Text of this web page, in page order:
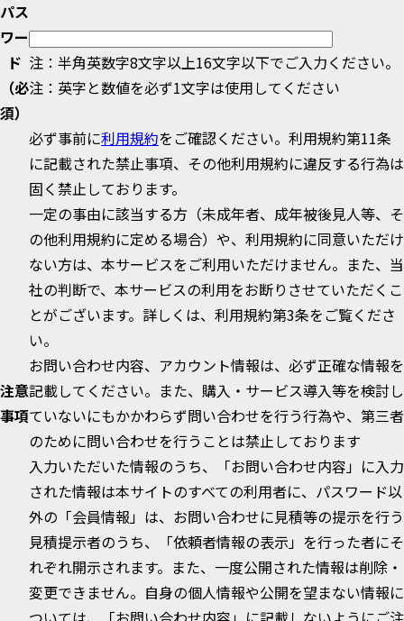
パス
ワー
ド
（必
須）
注：半角英数字8文字以上16文字以下でご入力ください。
注：英字と数値を必ず1文字は使用してください
注意
事項
必ず事前に利用規約をご確認ください。利用規約第11条
に記載された禁止事項、その他利用規約に違反する行為は
固く禁止しております。
一定の事由に該当する方（未成年者、成年被後見人等、そ
の他利用規約に定める場合）や、利用規約に同意いただけ
ない方は、本サービスをご利用いただけません。また、当
社の判断で、本サービスの利用をお断りさせていただくこ
とがございます。詳しくは、利用規約第3条をご覧くださ
い。
お問い合わせ内容、アカウント情報は、必ず正確な情報を
記載してください。また、購入・サービス導入等を検討し
ていないにもかかわらず問い合わせを行う行為や、第三者
のために問い合わせを行うことは禁止しております
入力いただいた情報のうち、「お問い合わせ内容」に入力
された情報は本サイトのすべての利用者に、パスワード以
外の「会員情報」は、お問い合わせに見積等の提示を行う
見積提示者のうち、「依頼者情報の表示」を行った者にそ
れぞれ開示されます。また、一度公開された情報は削除・
変更できません。自身の個人情報や公開を望まない情報に